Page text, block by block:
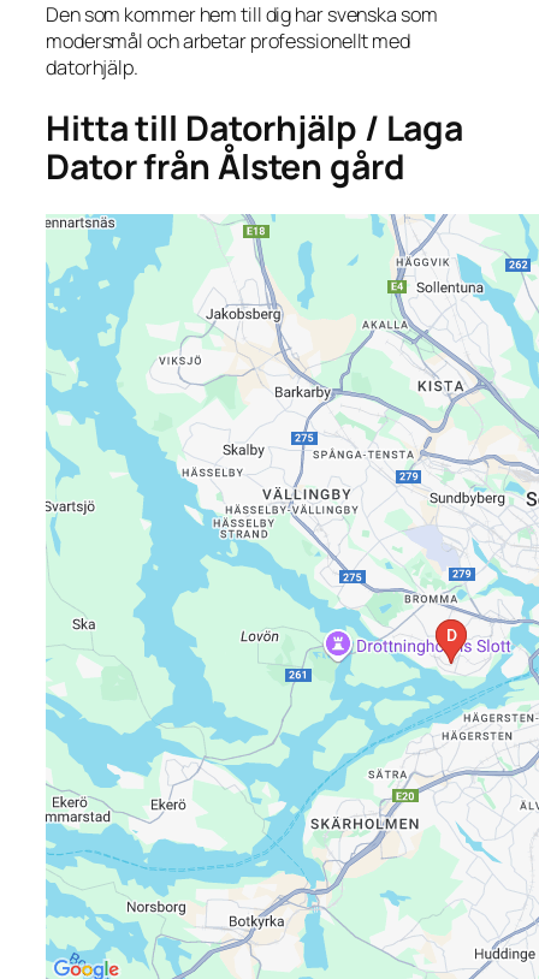
Den som kommer hem till dig har svenska som
modersmål och arbetar professionellt med
datorhjälp.
Hitta till Datorhjälp / Laga
Dator från Ålsten gård